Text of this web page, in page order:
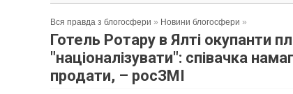
Вся правда з блогосфери » Новини блогосфери »
Готель Ротару в Ялті окупанти
"націоналізувати": співачка
продати, – росЗМІ